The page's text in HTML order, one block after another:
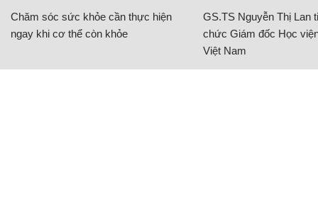
Chăm sóc sức khỏe cần thực hiện
ngay khi cơ thể còn khỏe
GS.TS Nguyễn Thị Lan
chức Giám đốc Học
Việt Nam